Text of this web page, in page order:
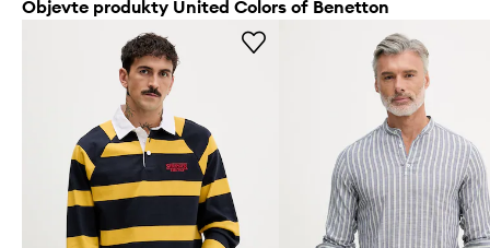
Objevte produkty United Colors of Benetton